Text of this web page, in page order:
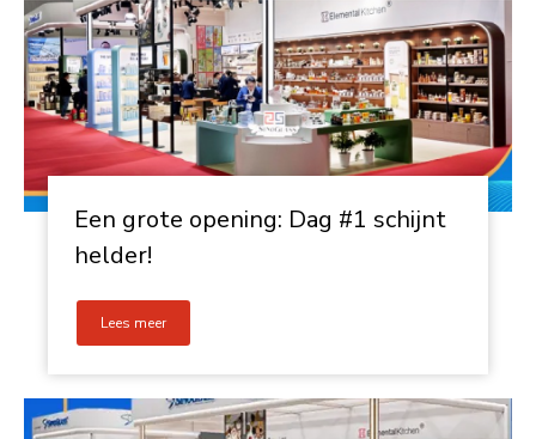
Een grote opening: Dag #1 schijnt
helder!
Lees meer